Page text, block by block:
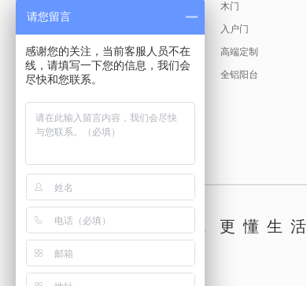
发展历程
荣耀见证
古天乐代言
木门
入户门
高端定制
全铝阳台
懂你，更懂生活
请您留言
感谢您的关注，当前客服人员不在
线，请填写一下您的信息，我们会
尽快和您联系。